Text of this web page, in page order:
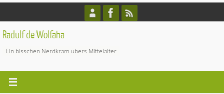
Inhalt
springen
Radulf de Wolfaha
Ein bisschen Nerdkram übers Mittelalter